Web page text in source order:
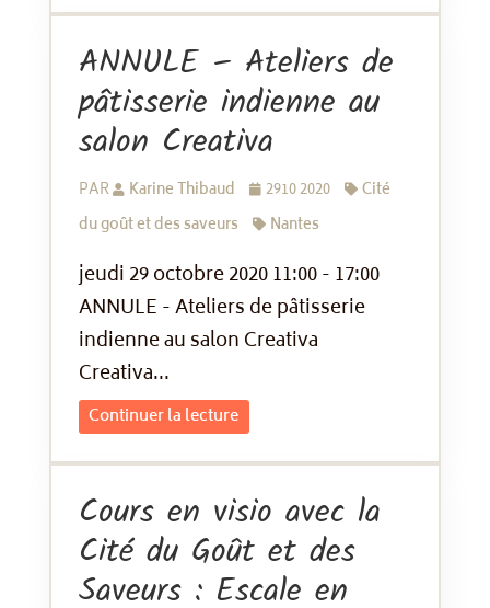
ANNULE – Ateliers de
pâtisserie indienne au
salon Creativa
PAR Karine Thibaud 2910 2020
Cité
du goût et des saveurs
Nantes
jeudi 29 octobre 2020 11:00 - 17:00
ANNULE - Ateliers de pâtisserie
indienne au salon Creativa
Creativa...
Continuer la lecture
Cours en visio avec la
Cité du Goût et des
Saveurs : Escale en